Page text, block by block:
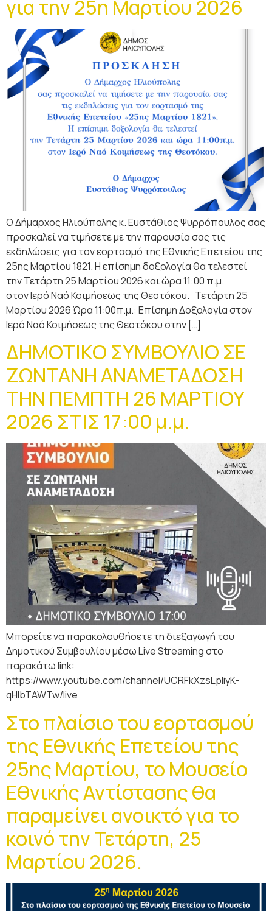
για την 25η Μαρτίου 2026
Ο Δήμαρχος Ηλιούπολης κ. Ευστάθιος Ψυρρόπουλος σας
προσκαλεί να τιμήσετε με την παρουσία σας τις
εκδηλώσεις για τον εορτασμό της Εθνικής Επετείου της
25ης Μαρτίου 1821. Η επίσημη δοξολογία θα τελεστεί
την Τετάρτη 25 Μαρτίου 2026 και ώρα 11:00 π.μ.
στον Ιερό Ναό Κοιμήσεως της Θεοτόκου. Τετάρτη 25
Μαρτίου 2026 Ώρα 11:00π.μ.: Επίσημη Δοξολογία στον
Ιερό Ναό Κοιμήσεως της Θεοτόκου στην […]
ΔΗΜΟΤΙΚΟ ΣΥΜΒΟΥΛΙΟ ΣΕ
ΖΩΝΤΑΝΗ ΑΝΑΜΕΤΑΔΟΣΗ
ΤΗΝ ΠΕΜΠΤΗ 26 ΜΑΡΤΙΟΥ
2026 ΣΤΙΣ 17:00 μ.μ.
Μπορείτε να παρακολουθήσετε τη διεξαγωγή του
Δημοτικού Συμβουλίου μέσω Live Streaming στο
παρακάτω link:
https://www.youtube.com/channel/UCRFkXzsLpIiyK-
qHlbTAWTw/live
Στο πλαίσιο του εορτασμού
της Εθνικής Επετείου της
25ης Μαρτίου, το Μουσείο
Εθνικής Αντίστασης θα
παραμείνει ανοικτό για το
κοινό την Τετάρτη, 25
Μαρτίου 2026.